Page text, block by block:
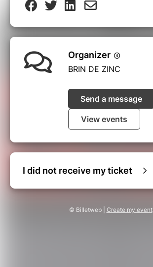
Organizer
BRIN DE ZINC
Send a message
View events
I did not receive my ticket
© Billetweb | Create my event